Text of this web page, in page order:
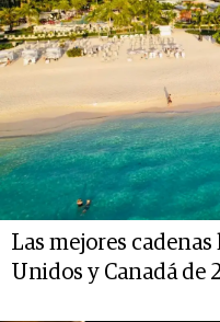
Las mejores
Unidos y Canadá de